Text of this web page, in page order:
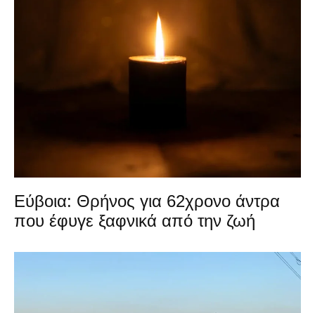
Εύβοια: Θρήνος για 62χρονο άντρα
που έφυγε ξαφνικά από την ζωή